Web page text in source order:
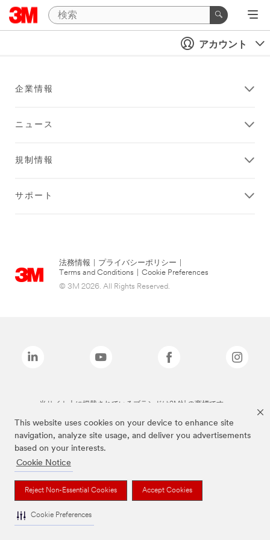
This website uses cookies on your device to enhance site
navigation, analyze site usage, and deliver you advertisements
based on your interests.
Cookie Notice
Reject Non-Essential Cookies Accept Cookies
Cookie Preferences
アカウント
企業情報
ニュース
規制情報
サポート
法務情報 プライバシーポリシー
Terms and Conditions
Cookie Preferences
© 3M 2026. All Rights Reserved.
当サイト上に掲載されているブランドは3M社の商標です。